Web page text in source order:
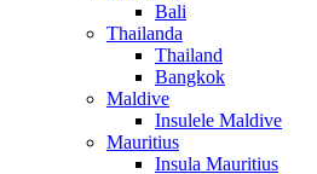
Bali
Thailanda
Thailand
Bangkok
Maldive
Insulele Maldive
Mauritius
Insula Mauritius